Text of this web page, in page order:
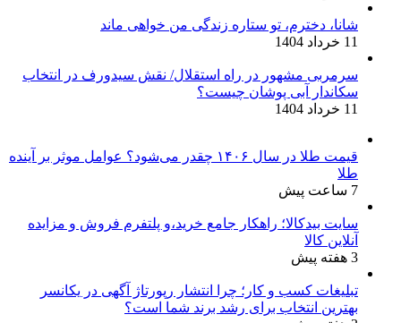
شانا، دخترم، تو ستاره زندگی من خواهی ماند
11 خرداد 1404
سرمربی مشهور در راه استقلال/ نقش سیدورف در انتخاب
سکاندار آبی پوشان چیست؟
11 خرداد 1404
قیمت طلا در سال ۱۴۰۶ چقدر می‌شود؟ عوامل موثر بر آینده
طلا
7 ساعت پیش
سایت بیدکالا؛ راهکار جامع خرید،و پلتفرم فروش و مزایده
آنلاین کالا
3 هفته پیش
تبلیغات کسب و کار؛ چرا انتشار رپورتاژ آگهی در یکانسر
بهترین انتخاب برای رشد برند شما است؟